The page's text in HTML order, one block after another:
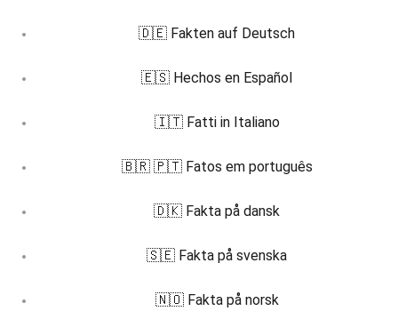
🇩🇪 Fakten auf Deutsch
🇪🇸 Hechos en Español
🇮🇹 Fatti in Italiano
🇧🇷 🇵🇹 Fatos em português
🇩🇰 Fakta på dansk
🇸🇪 Fakta på svenska
🇳🇴 Fakta på norsk